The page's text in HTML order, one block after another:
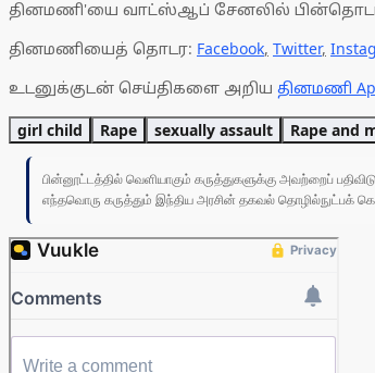
தினமணி'யை வாட்ஸ்ஆப் சேனலில்
தினமணியைத் தொடர: Facebook, Twitter,
உடனுக்குடன் செய்திகளை அறிய தினமணி
girl child Rape sexually assault Rape and
பின்னூட்டத்தில் வெளியாகும் கருத்துகளுக்கு அவற்றைப்
எந்தவொரு கருத்தும் இந்திய அரசின் தகவல் தொழில்நுட்பக்